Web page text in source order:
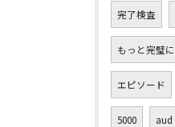
完了検査
もっと完璧に
エピソード
5000 aud